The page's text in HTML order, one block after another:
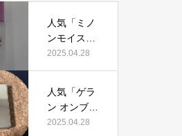
人気「ミノ
ンモイスト
エイジング
ケアオイ
当におすす
め？美容マ
2025.04.28
人気「ゲラ
ン オンブル
ジェオーラ
2025.04.28